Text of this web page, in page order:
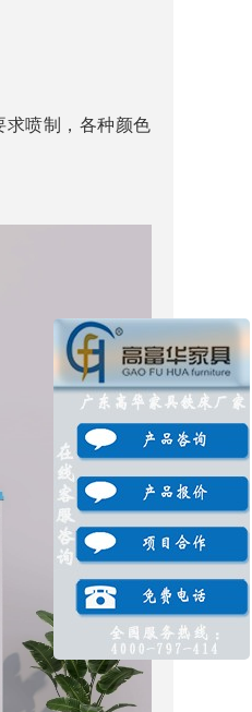
求喷制，各种颜色